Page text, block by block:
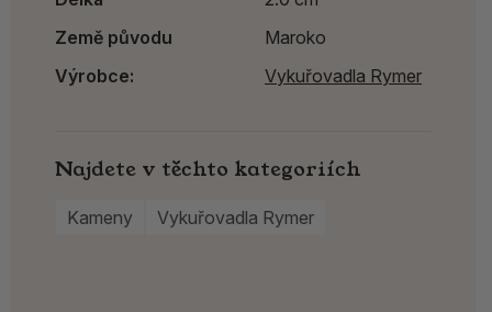
Země původu
Maroko
Výrobce:
Vykuřovadla Rymer
Najdete v těchto kategoriích
Kameny Vykuřovadla Rymer